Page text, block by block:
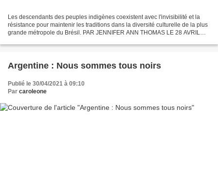
Les descendants des peuples indigènes coexistent avec l'invisibilité et la
résistance pour maintenir les traditions dans la diversité culturelle de la plus
grande métropole du Brésil. PAR JENNIFER ANN THOMAS LE 28 AVRIL
Argentine : Nous sommes tous noirs
Publié le 30/04/2021 à 09:10
Par caroleone